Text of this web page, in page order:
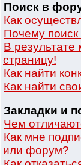
Поиск в
Как
Почему поиск
В результате
страницу!
Как найти
Как найти
Закладки и
Чем
Как мне
или форум?